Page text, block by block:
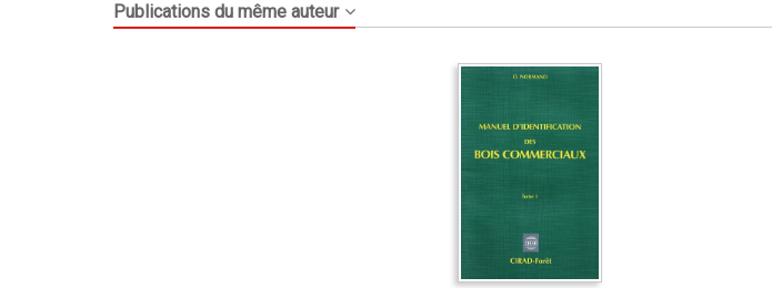
Publications du même auteur